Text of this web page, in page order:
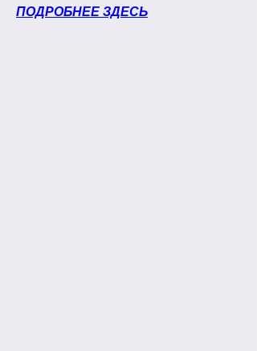
ПОДРОБНЕЕ ЗДЕСЬ